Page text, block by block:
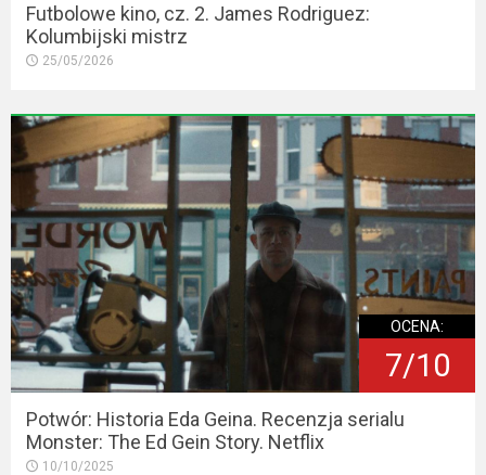
Futbolowe kino, cz. 2. James Rodriguez:
Kolumbijski mistrz
25/05/2026
OCENA:
7/10
Potwór: Historia Eda Geina. Recenzja serialu
Monster: The Ed Gein Story. Netflix
10/10/2025